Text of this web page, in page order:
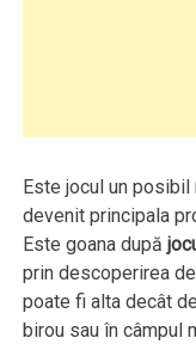
Este jocul un posibil
devenit principala
Este goana după
prin descoperirea
poate fi alta decât
birou sau în câmpul